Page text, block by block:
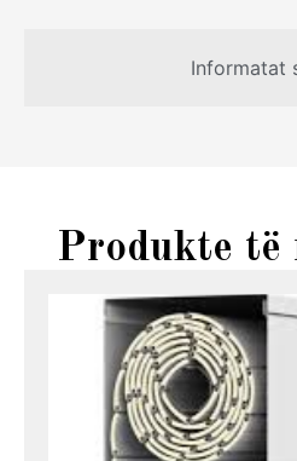
Informatat
Produkte të